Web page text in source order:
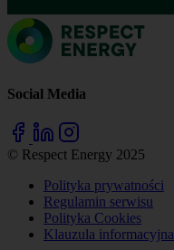
Social Media
© Respect Energy 2025
Polityka prywatności
Regulamin serwisu
Polityka Cookies
Klauzula informacyjna